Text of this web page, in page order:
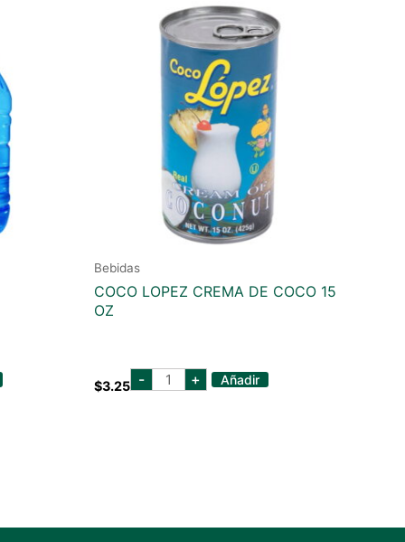
Bebidas
COCO LOPEZ CREMA DE COCO 15
OZ
$3.25 - coco
lopez
+ Añadir